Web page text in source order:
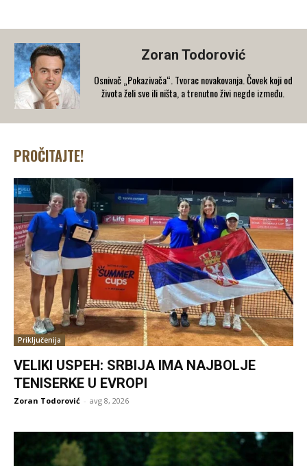
Zoran Todorović
Osnivač „Pokazivača“. Tvorac novakovanja. Čovek koji od
života želi sve ili ništa, a trenutno živi negde između.
PROČITAJTE!
Priključenija
VELIKI USPEH: SRBIJA IMA NAJBOLJE
TENISERKE U EVROPI
Zoran Todorović - avg 8, 2026